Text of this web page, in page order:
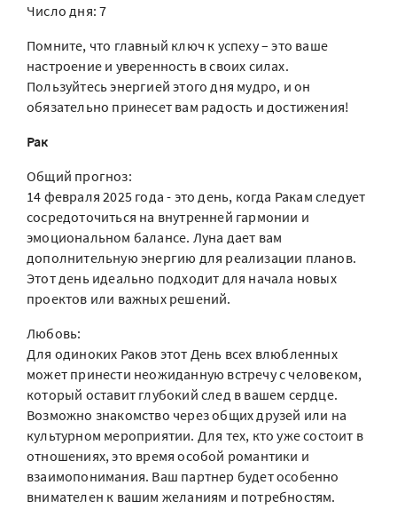
Число дня: 7
Помните, что главный ключ к успеху – это ваше
настроение и уверенность в своих силах.
Пользуйтесь энергией этого дня мудро, и он
обязательно принесет вам радость и достижения!
Рак
Общий прогноз:
14 февраля 2025 года - это день, когда Ракам следует
сосредоточиться на внутренней гармонии и
эмоциональном балансе. Луна дает вам
дополнительную энергию для реализации планов.
Этот день идеально подходит для начала новых
проектов или важных решений.
Любовь:
Для одиноких Раков этот День всех влюбленных
может принести неожиданную встречу с человеком,
который оставит глубокий след в вашем сердце.
Возможно знакомство через общих друзей или на
культурном мероприятии. Для тех, кто уже состоит в
отношениях, это время особой романтики и
взаимопонимания. Ваш партнер будет особенно
внимателен к вашим желаниям и потребностям.